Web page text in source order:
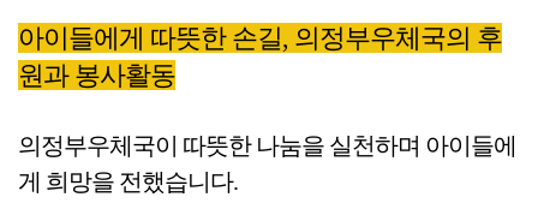
아이들에게 따뜻한 손길, 의정부우체국의 후
원과 봉사활동
의정부우체국이 따뜻한 나눔을 실천하며 아이들에
게 희망을 전했습니다.